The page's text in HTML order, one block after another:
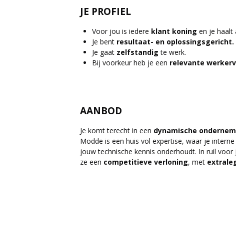
JE PROFIEL
Voor jou is iedere klant koning en je haalt
Je bent resultaat- en oplossingsgericht.
Je gaat zelfstandig te werk.
Bij voorkeur heb je een relevante
AANBOD
Je komt terecht in een dynamische
Modde is een huis vol expertise, waar je
jouw technische kennis onderhoudt. In ruil voor
ze een competitieve verloning, met